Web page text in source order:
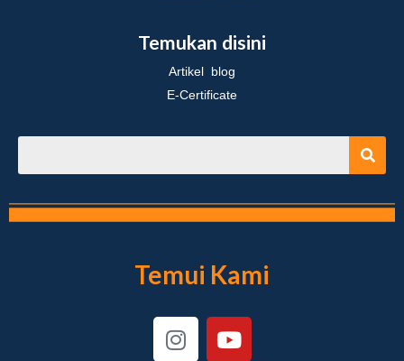
Temukan disini
Artikel blog
E-Certificate
Temui Kami
I
n
Y
o